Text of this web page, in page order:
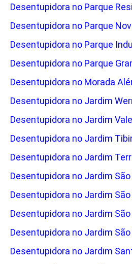
Desentupidora no Parque
Desentupidora no Parque
Desentupidora no Parque
Desentupidora no Parque
Desentupidora no Morada
Desentupidora no Jardim
Desentupidora no Jardim
Desentupidora no Jardim
Desentupidora no Jardim
Desentupidora no Jardim São
Desentupidora no Jardim
Desentupidora no Jardim
Desentupidora no Jardim
Desentupidora no Jardim